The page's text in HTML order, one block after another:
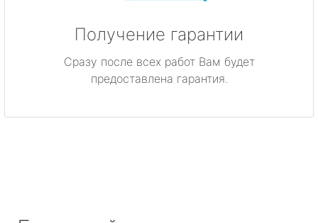
Получение гарантии
Сразу после всех работ Вам будет
предоставлена гарантия.